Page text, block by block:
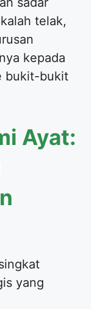
telak,
kepada
bukit-bukit
Ayat:
yang